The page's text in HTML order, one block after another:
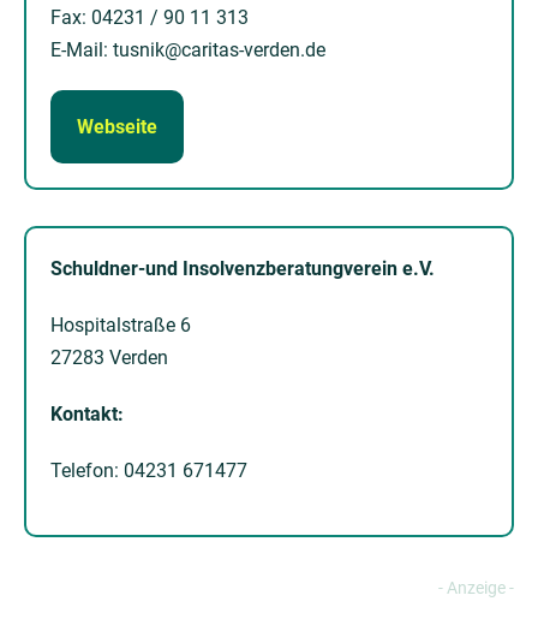
Fax: 04231 / 90 11 313
E-Mail: tusnik@caritas-verden.de
Webseite
Schuld­ner-und In­solvenz­beratung­verein e.V.
Hospital­straße 6
27283 Verden
Kontakt:
Telefon: 04231 671477